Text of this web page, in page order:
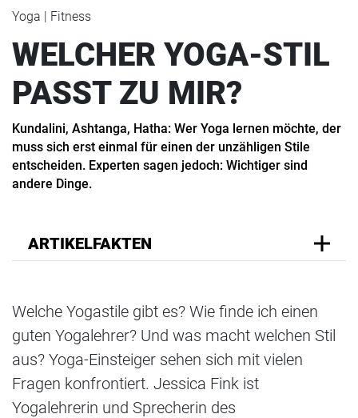
Yoga | Fitness
WELCHER YOGA-STIL
PASST ZU MIR?
Kundalini, Ashtanga, Hatha: Wer Yoga lernen möchte, der
muss sich erst einmal für einen der unzähligen Stile
entscheiden. Experten sagen jedoch: Wichtiger sind
andere Dinge.
ARTIKELFAKTEN
Welche Yogastile gibt es? Wie finde ich einen
guten Yogalehrer? Und was macht welchen Stil
aus? Yoga-Einsteiger sehen sich mit vielen
Fragen konfrontiert. Jessica Fink ist
Yogalehrerin und Sprecherin des